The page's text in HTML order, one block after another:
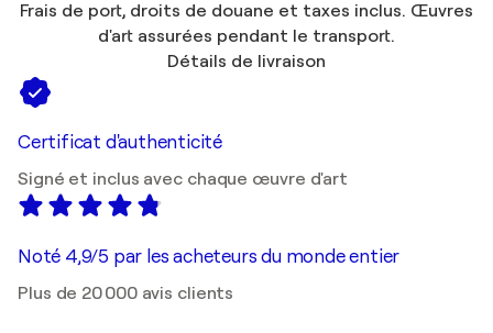
Frais de port, droits de douane et taxes inclus. Œuvres
d'art assurées pendant le transport.
Détails de livraison
Certificat d'authenticité
Signé et inclus avec chaque œuvre d'art
Noté 4,9/5 par les acheteurs du monde entier
Plus de 20 000 avis clients